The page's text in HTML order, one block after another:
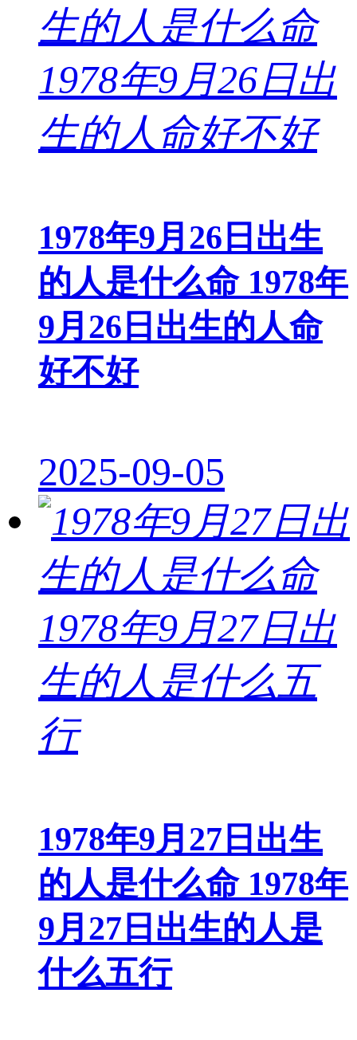
1978年9月26日出生
的人是什么命 1978年
9月26日出生的人命
好不好
2025-09-05
1978年9月27日出生
的人是什么命 1978年
9月27日出生的人是
什么五行